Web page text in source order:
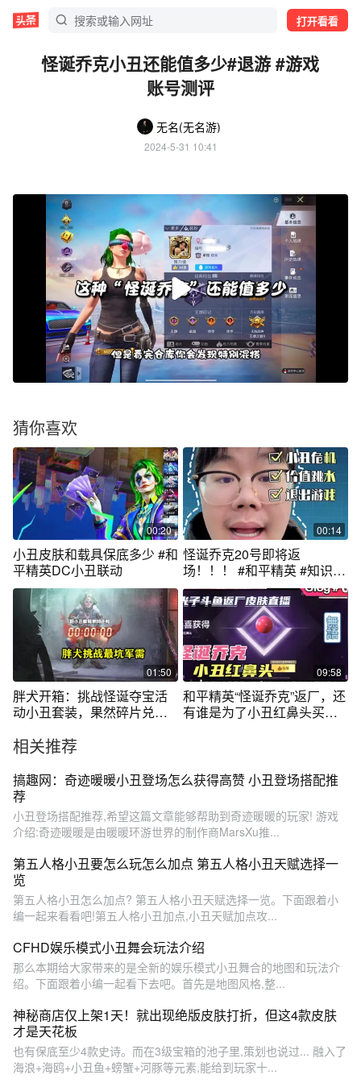
打开看看
怪诞乔克小丑还能值多少#退游 #游戏
账号测评
无名(无名游)
2024-5-31 10:41
猜你喜欢
00:20
小丑皮肤和载具保底多少 #和
平精英DC小丑联动
00:14
怪诞乔克20号即将返
场！！！ #和平精英 #知识分
享 #爆料 #避坑指南
01:50
胖犬开箱：挑战怪诞夺宝活
动小丑套装，果然碎片兑换
09:58
和平精英“怪诞乔克”返厂，还
有谁是为了小丑红鼻头买的
相关推荐
搞趣网：奇迹暖暖小丑登场怎么获得高赞 小丑登场搭配推
荐
小丑登场搭配推荐,希望这篇文章能够帮助到奇迹暖暖的玩家! 游戏
介绍:奇迹暖暖是由暖暖环游世界的制作商MarsXu推...
第五人格小丑要怎么玩怎么加点 第五人格小丑天赋选择一
览
第五人格小丑怎么加点? 第五人格小丑天赋选择一览。下面跟着小
编一起来看看吧!第五人格小丑加点,小丑天赋加点攻...
CFHD娱乐模式小丑舞会玩法介绍
那么本期给大家带来的是全新的娱乐模式小丑舞合的地图和玩法介
绍。下面跟着小编一起看下去吧。首先是地图风格,整...
神秘商店仅上架1天！就出现绝版皮肤打折，但这4款皮肤
才是天花板
也有保底至少4款史诗。而在3级宝箱的池子里,策划也说过... 融入了
海浪+海鸥+小丑鱼+螃蟹+河豚等元素,能给到玩家十...